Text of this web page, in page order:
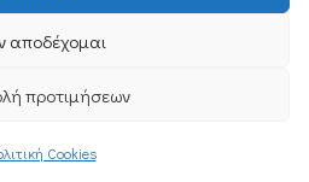
αποδέχομαι
προτιμήσεων
Cookies